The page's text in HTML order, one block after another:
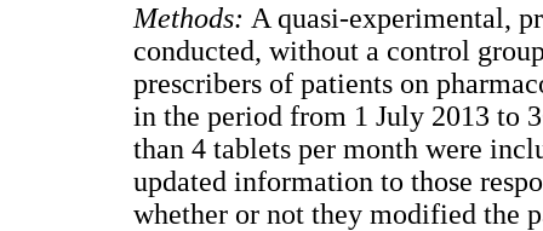
Methods: A quasi-experimental,
conducted, without a control
prescribers of patients on
in the period from 1 July 2013 to
than 4 tablets per month were
updated information to those
whether or not they modified the